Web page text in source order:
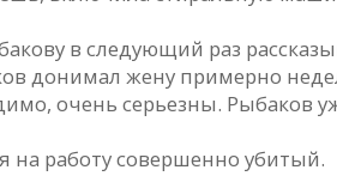
в следующий раз
донимал жену примерно
очень серьезны. Рыбаков
на работу совершенно убитый.